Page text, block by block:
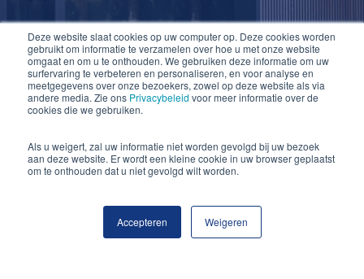
Deze website slaat cookies op uw computer op. Deze cookies worden
gebruikt om informatie te verzamelen over hoe u met onze website
omgaat en om u te onthouden. We gebruiken deze informatie om uw
surfervaring te verbeteren en personaliseren, en voor analyse en
meetgegevens over onze bezoekers, zowel op deze website als via
andere media. Zie ons Privacybeleid voor meer informatie over de
cookies die we gebruiken.
Als u weigert, zal uw informatie niet worden gevolgd bij uw bezoek
aan deze website. Er wordt een kleine cookie in uw browser geplaatst
om te onthouden dat u niet gevolgd wilt worden.
Accepteren Weigeren
T +32 2 747 47 74
F +32 2 747 47 75
info@lauwers-law.be
© 2026 Lauwers Law.